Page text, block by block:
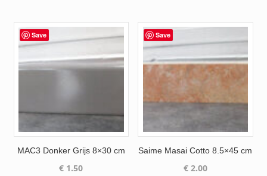
Save
MAC3 Donker Grijs 8×30 cm
€ 1.50
Save
Saime Masai Cotto 8.5×45 cm
€2.00